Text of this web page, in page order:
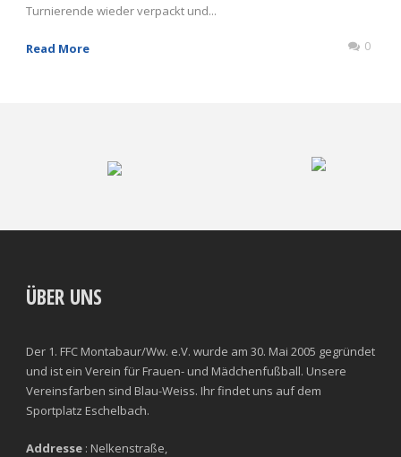
Turnierende wieder verpackt und...
Read More 0
ÜBER UNS
Der 1. FFC Montabaur/Ww. e.V. wurde am 30. Mai 2005 gegründet
und ist ein Verein für Frauen- und Mädchenfußball. Unsere
Vereinsfarben sind Blau-Weiss. Ihr findet uns auf dem
Sportplatz Eschelbach.
Addresse : Nelkenstraße,